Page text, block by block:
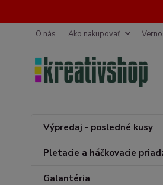
O nás Ako nakupovať
Výpredaj - posledné kusy
Pletacie a háčkovacie
Galantéria